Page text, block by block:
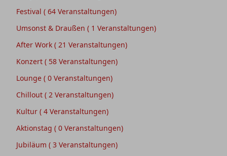
Festival ( 64 Veranstaltungen)
Umsonst & Draußen ( 1 Veranstaltungen)
After Work ( 21 Veranstaltungen)
Konzert ( 58 Veranstaltungen)
Lounge ( 0 Veranstaltungen)
Chillout ( 2 Veranstaltungen)
Kultur ( 4 Veranstaltungen)
Aktionstag ( 0 Veranstaltungen)
Jubiläum ( 3 Veranstaltungen)